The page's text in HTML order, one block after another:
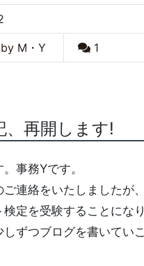
by M・Y 1
、再開します!
事務Yです。
ご連絡をいたしましたが
検定を受験することにな
ずつブログを書いてい